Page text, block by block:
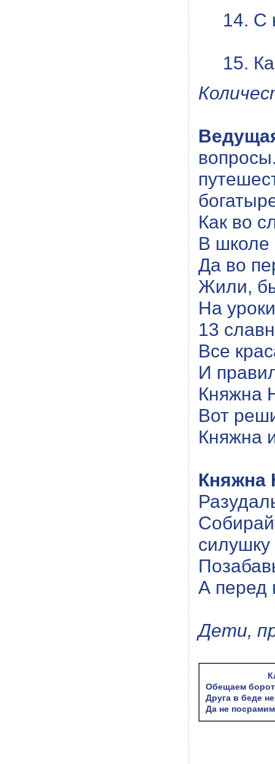
14. С
15.
Как во
В
Да во
Жили,
На
13
Все
И
Княжна
Вот
Княжна
Княжна
А перед
Дети,
Обещаем
Друга в беде
Да не